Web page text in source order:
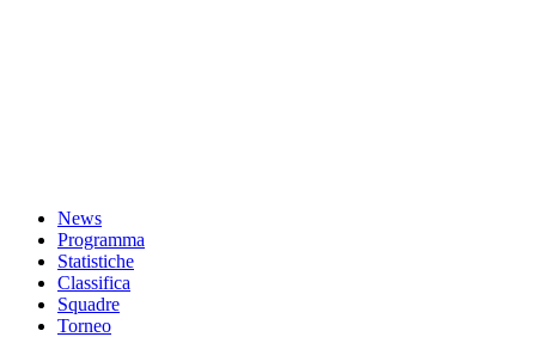
News
Programma
Statistiche
Classifica
Squadre
Torneo